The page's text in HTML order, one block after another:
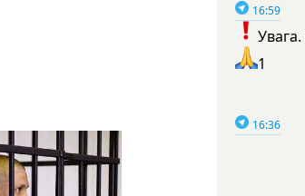
16:59
1
16:36